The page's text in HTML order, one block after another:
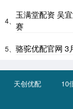
4、
玉满堂配资 吴
赛
5、 骆驼优配官网 3
天创优配 10